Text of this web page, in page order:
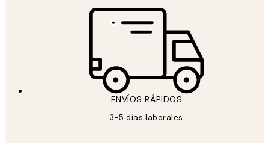
ENVÍOS RÁPIDOS
3-5 días laborales